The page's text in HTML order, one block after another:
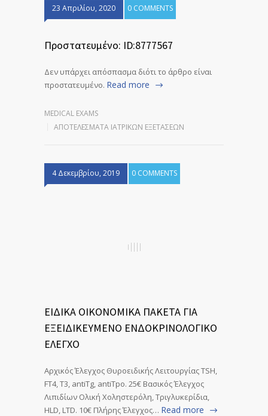
23 Απριλίου, 2020 0 COMMENTS
Πρoστατευμένο: ID:8777567
Δεν υπάρχει απόσπασμα διότι το άρθρο είναι
προστατευμένο. Read more
MEDICAL EXAMS
ΑΠΟΤΕΛΈΣΜΑΤΑ ΙΑΤΡΙΚΏΝ ΕΞΕΤΆΣΕΩΝ
4 Δεκεμβρίου, 2019 0 COMMENTS
ΕΙΔΙΚΑ ΟΙΚΟΝΟΜΙΚΑ ΠΑΚΕΤΑ ΓΙΑ
ΕΞΕΙΔΙΚΕΥΜΕΝΟ ΕΝΔΟΚΡΙΝΟΛΟΓΙΚΟ
ΕΛΕΓΧΟ
Αρχικός Έλεγχος Θυροειδικής Λειτουργίας TSH,
FT4, T3, antiTg, antiTpo. 25€ Βασικός Έλεγχος
Λιπιδίων Ολική Χοληστερόλη, Τριγλυκερίδια,
HLD, LTD. 10€ Πλήρης Έλεγχος… Read more